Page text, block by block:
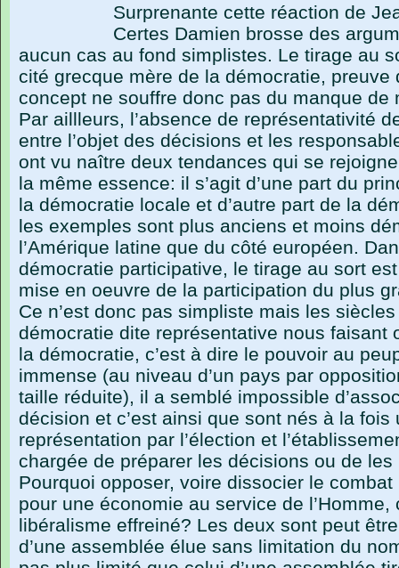
Surprenante cette réaction de
Certes Damien brosse des
aucun cas au fond simplistes. Le tirage au
cité grecque mère de la démocratie, preuve
concept ne souffre donc pas du manque de
Par aillleurs, l’absence de représentativité
entre l’objet des décisions et les
ont vu naître deux tendances qui se
la même essence: il s’agit d’une part du
la démocratie locale et d’autre part de la
les exemples sont plus anciens et moins
l’Amérique latine que du côté européen.
démocratie participative, le tirage au sort
mise en oeuvre de la participation du plus
Ce n’est donc pas simpliste mais les
démocratie dite représentative nous faisant
la démocratie, c’est à dire le pouvoir au
immense (au niveau d’un pays par
taille réduite), il a semblé impossible
décision et c’est ainsi que sont nés à la fois
représentation par l’élection et
chargée de préparer les décisions ou de
Pourquoi opposer, voire dissocier le
pour une économie au service de l’Homme,
libéralisme effreiné? Les deux sont peut
d’une assemblée élue sans limitation du